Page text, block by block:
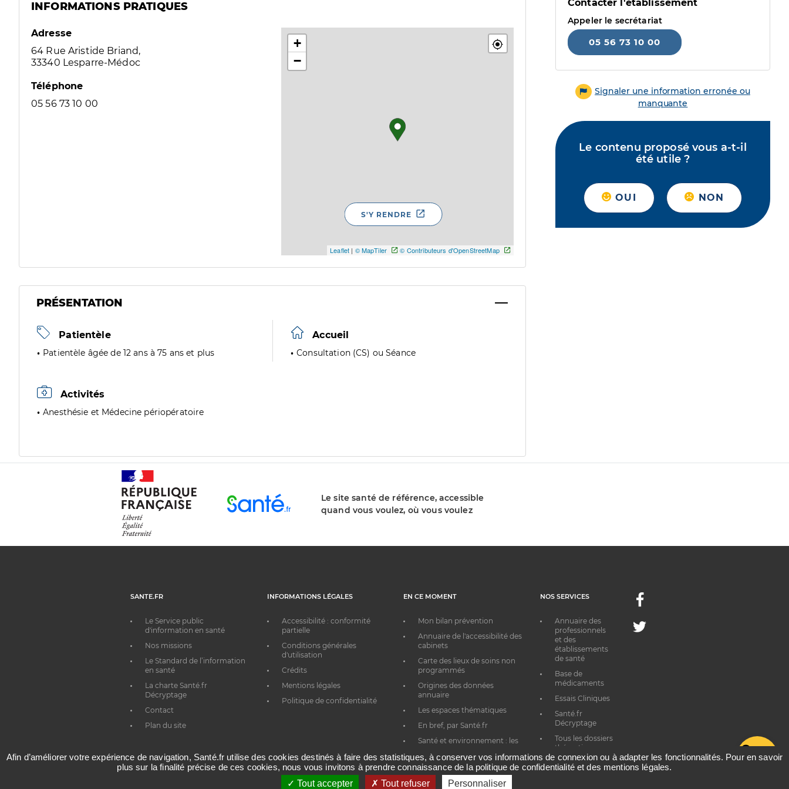
INFORMATIONS PRATIQUES
Adresse
64 Rue Aristide Briand,
33340 Lesparre-Médoc
Téléphone
05 56 73 10 00
+
−
Leaflet | © MapTiler © Contributeurs d'OpenStreetMap
S'Y RENDRE
PRÉSENTATION
Patientèle
Patientèle âgée de 12 ans à 75 ans et plus
Accueil
Consultation (CS) ou Séance
Activités
Anesthésie et Médecine périopératoire
Contacter l'établissement
Appeler le secrétariat
05 56 73 10 00
Signaler une information erronée ou
manquante
Le contenu proposé vous a-t-il
été utile ?
OUI NON
Le site santé de référence, accessible
quand vous voulez, où vous voulez
SANTE.FR
Le Service public
d'information en santé
Nos missions
Le Standard de l’information
en santé
La charte Santé.fr
Décryptage
Contact
Plan du site
INFORMATIONS LÉGALES
Accessibilité : conformité
partielle
Conditions générales
d'utilisation
Crédits
Mentions légales
Politique de confidentialité
EN CE MOMENT
Mon bilan prévention
Annuaire de l'accessibilité des
cabinets
Carte des lieux de soins non
programmés
Origines des données
annuaire
Les espaces thématiques
En bref, par Santé.fr
Santé et environnement : les
NOS SERVICES
Annuaire des
professionnels
et des
établissements
de santé
Base de
médicaments
Essais Cliniques
Santé.fr
Décryptage
Tous les dossiers
thématiques
Facebook
Twitter
Afin d’améliorer votre expérience de navigation, Santé.fr utilise des cookies destinés à faire des statistiques, à conserver vos informations de connexion ou à adapter les fonctionnalités. Pour en savoir
plus sur la finalité précise de ces cookies, nous vous invitons à prendre connaissance de la politique de confidentialité et des mentions légales.
Tout accepter
Tout refuser Personnaliser